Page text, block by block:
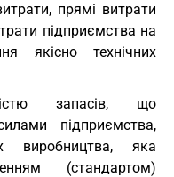
прямі витрати
підприємства на
якісно технічних
запасів, що
підприємства,
виробництва, яка
(стандартом)